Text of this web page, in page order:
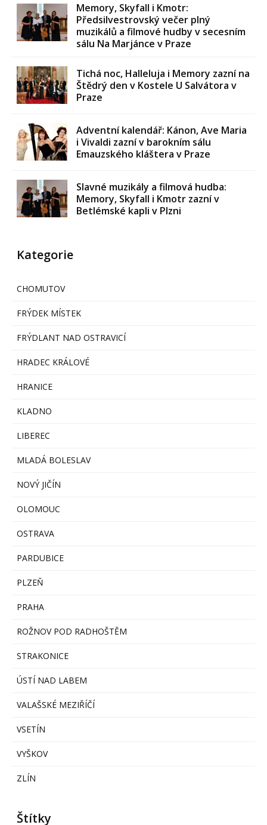
Memory, Skyfall i Kmotr:
Předsilvestrovský večer plný
muzikálů a filmové hudby v secesním
sálu Na Marjánce v Praze
Tichá noc, Halleluja i Memory zazní na
Štědrý den v Kostele U Salvátora v
Praze
Adventní kalendář: Kánon, Ave Maria
i Vivaldi zazní v barokním sálu
Emauzského kláštera v Praze
Slavné muzikály a filmová hudba:
Memory, Skyfall i Kmotr zazní v
Betlémské kapli v Plzni
Kategorie
CHOMUTOV
FRÝDEK MÍSTEK
FRÝDLANT NAD OSTRAVICÍ
HRADEC KRÁLOVÉ
HRANICE
KLADNO
LIBEREC
MLADÁ BOLESLAV
NOVÝ JIČÍN
OLOMOUC
OSTRAVA
PARDUBICE
PLZEŇ
PRAHA
ROŽNOV POD RADHOŠTĚM
STRAKONICE
ÚSTÍ NAD LABEM
VALAŠSKÉ MEZIŘÍČÍ
VSETÍN
VYŠKOV
ZLÍN
Štítky